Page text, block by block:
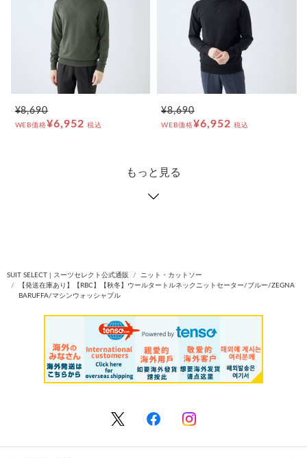
¥8,690
WEB価格¥6,952 税込
¥8,690
WEB価格¥6,952 税込
もっと見る
SUIT SELECT | スーツセレクト公式通販
ニット・カットソー
【発送在庫あり】【RBC】【秋冬】ウールタートルネックニットセーター/ブルー/ZEGNA
BARUFFA/マシンウォッシャブル